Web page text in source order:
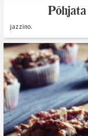
jazzino.